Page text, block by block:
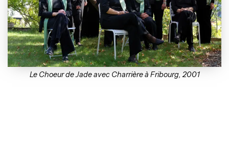
Le Choeur de Jade avec Charrière à Fribourg, 2001